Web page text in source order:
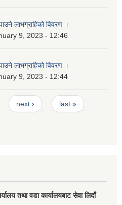
लाभग्राहिको विवरण ।
9, 2023 - 12:46
लाभग्राहिको विवरण ।
9, 2023 - 12:44
next › last »
तथा वडा कार्यालयबाट सेवा लिदाँ